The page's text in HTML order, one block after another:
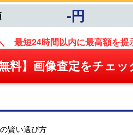
-円
最短24時間以内に最高額を
無料】画像査定をチェッ
賢い選び方